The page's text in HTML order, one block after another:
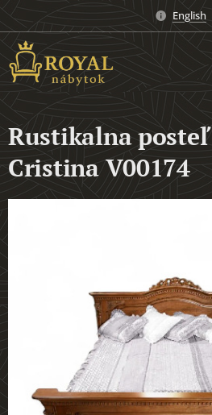
English
Rustikalna posteľ
Cristina V00174
Rustikalna posteľ